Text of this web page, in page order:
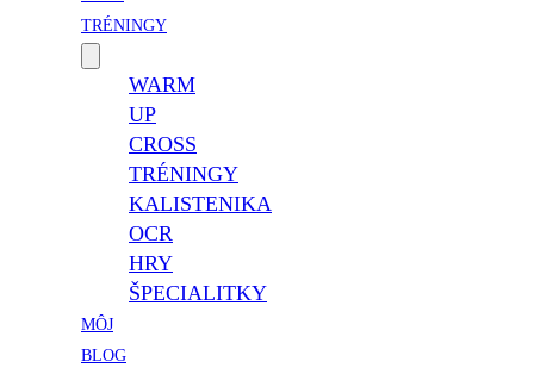
TRÉNINGY
WARM
UP
CROSS
TRÉNINGY
KALISTENIKA
OCR
HRY
ŠPECIALITKY
MÔJ
BLOG